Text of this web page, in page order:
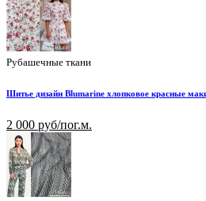
Рубашечные ткани
Шитье дизайн Blumarine хлопковое красные
2 000 руб/пог.м.